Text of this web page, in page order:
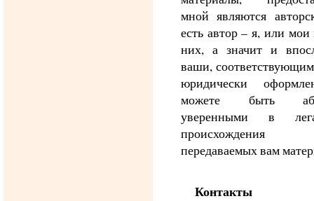
мной являются
есть автор – я, или мои
них, а значит и
ваши,
юридически
можете быть
уверенными в
происхождения
передаваемых вам
Контакты